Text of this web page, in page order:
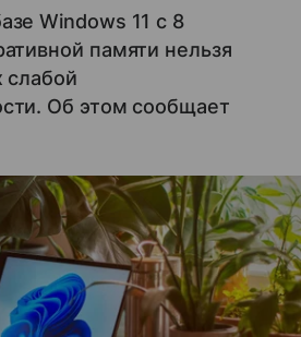
Windows 11 c 8
памяти нельзя
слабой
Об этом сообщает